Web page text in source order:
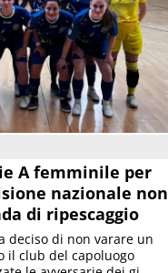
A femminile per
nazionale non
di ripescaggio
deciso di non varare un
il club del capoluogo